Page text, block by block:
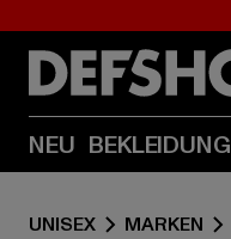
NEU BEKLEIDUNG
UNISEX MARKEN